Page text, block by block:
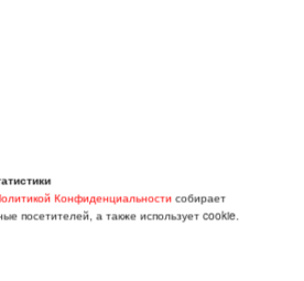
Конфиденциальности собирает
посетителей, а также использует cookie.